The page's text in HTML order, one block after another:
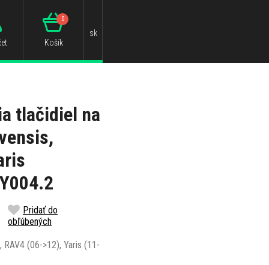
Košík
0
sk
tlačidiel na
Pridať do
obľúbených
(06->12), Yaris (11-